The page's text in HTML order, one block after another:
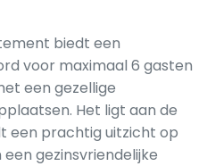
biedt een
voor maximaal 6 gasten
een gezellige
Het ligt aan de
een prachtig uitzicht op
gezinsvriendelijke